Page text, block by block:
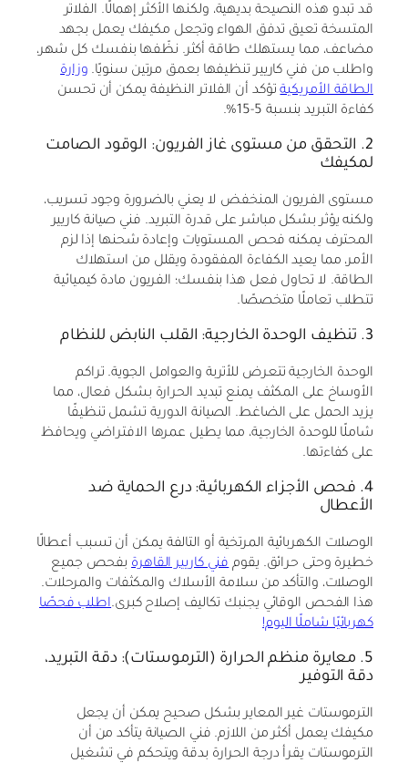
قد تبدو هذه النصيحة بديهية، ولكنها الأكثر إهمالًا. الفلاتر
المتسخة تعيق تدفق الهواء وتجعل مكيفك يعمل بجهد
مضاعف، مما يستهلك طاقة أكثر. نظّفها بنفسك كل شهر،
واطلب من فني كاريير تنظيفها بعمق مرتين سنويًا. وزارة
الطاقة الأمريكيةتؤكد أن الفلاتر النظيفة يمكن أن تحسن
كفاءة التبريد بنسبة 5-15%.
2. التحقق من مستوى غاز الفريون: الوقود الصامت
لمكيفك
مستوى الفريون المنخفض لا يعني بالضرورة وجود تسريب،
ولكنه يؤثر بشكل مباشر على قدرة التبريد. فني صيانة كاريير
المحترف يمكنه فحص المستويات وإعادة شحنها إذا لزم
الأمر، مما يعيد الكفاءة المفقودة ويقلل من استهلاك
الطاقة. لا تحاول فعل هذا بنفسك؛ الفريون مادة كيميائية
تتطلب تعاملًا متخصصًا.
3. تنظيف الوحدة الخارجية: القلب النابض للنظام
الوحدة الخارجية تتعرض للأتربة والعوامل الجوية. تراكم
الأوساخ على المكثف يمنع تبديد الحرارة بشكل فعال، مما
يزيد الحمل على الضاغط. الصيانة الدورية تشمل تنظيفًا
شاملًا للوحدة الخارجية، مما يطيل عمرها الافتراضي ويحافظ
على كفاءتها.
4. فحص الأجزاء الكهربائية: درع الحماية ضد
الأعطال
الوصلات الكهربائية المرتخية أو التالفة يمكن أن تسبب أعطالًا
خطيرة وحتى حرائق. يقومفني كاريير القاهرةبفحص جميع
الوصلات، والتأكد من سلامة الأسلاك والمكثفات والمرحلات.
هذا الفحص الوقائي يجنبك تكاليف إصلاح كبرى.اطلب فحصًا
كهربائيًا شاملًا اليوم!
5. معايرة منظم الحرارة (الترموستات): دقة التبريد،
دقة التوفير
الترموستات غير المعاير بشكل صحيح يمكن أن يجعل
مكيفك يعمل أكثر من اللازم. فني الصيانة يتأكد من أن
الترموستات يقرأ درجة الحرارة بدقة ويتحكم في تشغيل